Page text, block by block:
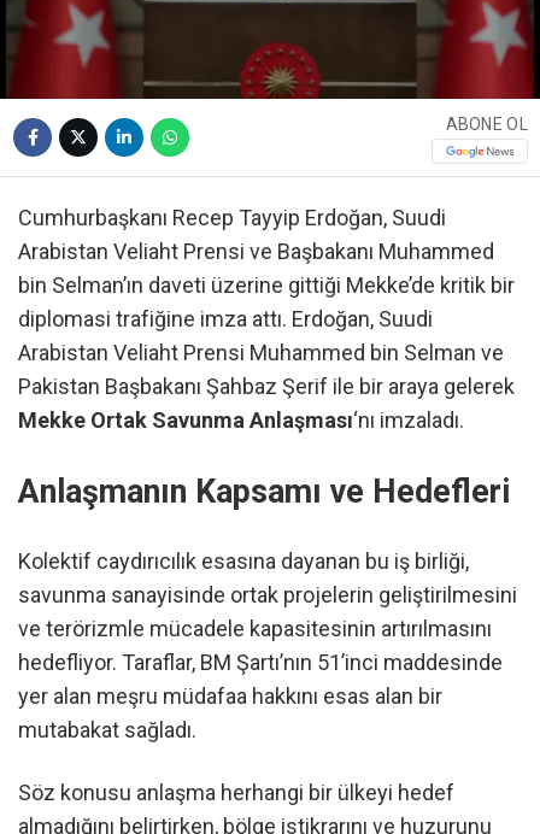
ABONE OL
Cumhurbaşkanı Recep Tayyip Erdoğan, Suudi
Arabistan Veliaht Prensi ve Başbakanı Muhammed
bin Selman’ın daveti üzerine gittiği Mekke’de kritik bir
diplomasi trafiğine imza attı. Erdoğan, Suudi
Arabistan Veliaht Prensi Muhammed bin Selman ve
Pakistan Başbakanı Şahbaz Şerif ile bir araya gelerek
Mekke Ortak Savunma Anlaşması‘nı imzaladı.
Anlaşmanın Kapsamı ve Hedefleri
Kolektif caydırıcılık esasına dayanan bu iş birliği,
savunma sanayisinde ortak projelerin geliştirilmesini
ve terörizmle mücadele kapasitesinin artırılmasını
hedefliyor. Taraflar, BM Şartı’nın 51’inci maddesinde
yer alan meşru müdafaa hakkını esas alan bir
mutabakat sağladı.
Söz konusu anlaşma herhangi bir ülkeyi hedef
almadığını belirtirken, bölge istikrarını ve huzurunu